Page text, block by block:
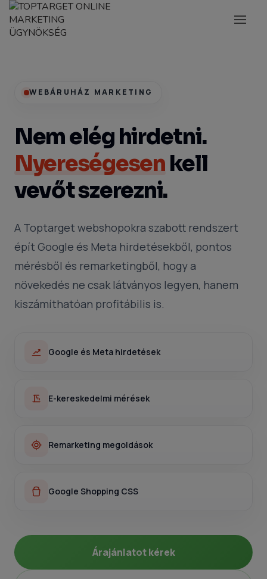
WEBÁRUHÁZ MARKETING
Nem elég hirdetni.
Nyereségesen kell
vevőt szerezni.
A Toptarget webshopokra szabott rendszert
épít Google és Meta hirdetésekből, pontos
mérésből és remarketingből, hogy a
növekedés ne csak látványos legyen, hanem
kiszámíthatóan profitábilis is.
Google és Meta hirdetések
E-kereskedelmi mérések
Remarketing megoldások
Google Shopping CSS
Árajánlatot kérek